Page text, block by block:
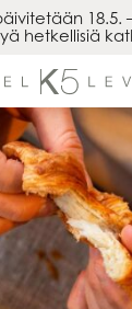
18.5.
hetkellisiä